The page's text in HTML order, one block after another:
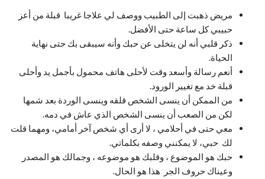
مريض ذهبت إلى الطبيب ووصف لي علاجا غريبا قبلة من أعز
حبيبي كل ساعة حتى الأفضل.
ذكر قلبي أنه لن يتخلى عن حبك وأنه سيبقى بك حتى نهاية
الحياة.
أنعم رسالة وأسعد وقت لأحلى هاتف محمول بأجمل يد وأحلى
قبلة خد مع تغيير الورود.
من الممكن أن ينسى الشخص قلقه وينسى الوردة بعد شمها
لكن من الصعب أن ينسى الشخص الذي عاش في دمه.
معي حتى في أحلامي ، لا أرى أي شخص آخر أمامي، ومهما قلت
لك حبي، لا يمكنني وصفه بكلماتي.
حبك هو الموضوع ، وقلبك هو موضوعه ، وجمالك هو المصدر
وعيناك حروف الجر هذا هو الحال.